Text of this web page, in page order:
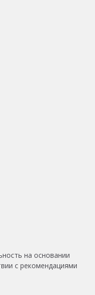
на основании
с рекомендациями